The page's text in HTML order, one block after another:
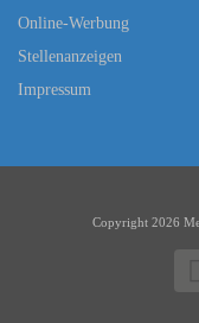
Online-Werbung
Stellenanzeigen
Impressum
Copyright 2026